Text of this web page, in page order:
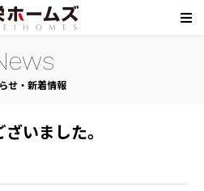
せ・新着情報
いました。